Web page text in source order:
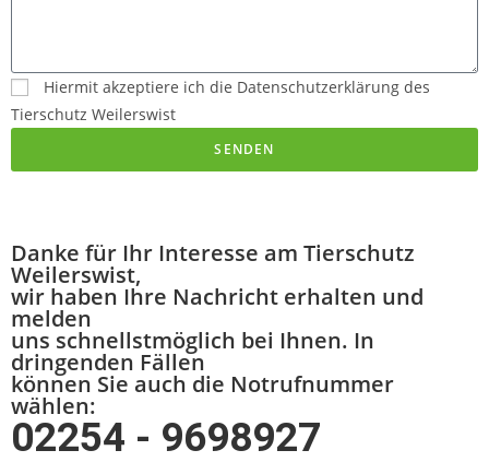
Hiermit akzeptiere ich die Datenschutzerklärung des
Tierschutz Weilerswist
SENDEN
Danke für Ihr Interesse am Tierschutz
Weilerswist,
wir haben Ihre Nachricht erhalten und
melden
uns schnellstmöglich bei Ihnen. In
dringenden Fällen
können Sie auch die Notrufnummer
wählen:
02254 - 9698927